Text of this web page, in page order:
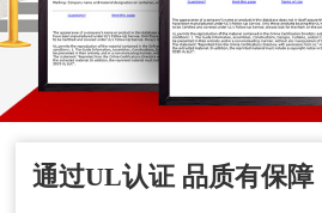
通过UL认证 品质有保障